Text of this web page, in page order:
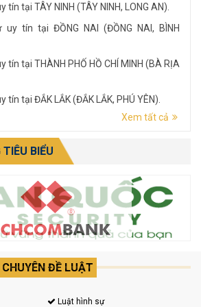
tín tại TÂY NINH (TÂY NINH, LONG AN).
uy tín tại ĐỒNG NAI (ĐỒNG NAI, BÌNH
tín tại THÀNH PHỐ HỒ CHÍ MINH (BÀ RỊA
tín tại ĐẮK LẮK (ĐẮK LẮK, PHÚ YÊN).
uy tín tại LÂM ĐỒNG (LÂM ĐỒNG, ĐẮK
Xem tất cả
BIỂU
CHUYÊN ĐỀ LUẬT
Luật hình sự